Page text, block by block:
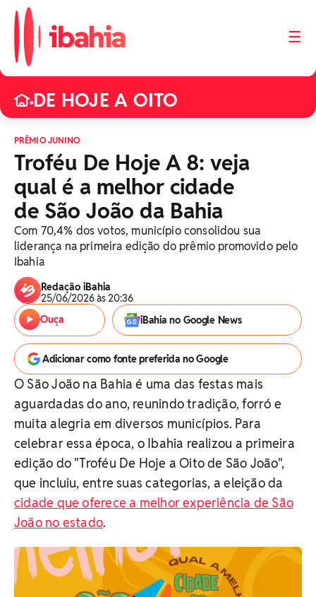
☰
•DE HOJE A OITO
PRÊMIO JUNINO
Troféu De Hoje A 8: veja
qual é a melhor cidade
de São João da Bahia
Com 70,4% dos votos, município consolidou sua
liderança na primeira edição do prêmio promovido pelo
Ibahia
Redação iBahia
25/06/2026 às 20:36
Ouça
iBahia no Google News
Adicionar como fonte preferida no Google
O São João na Bahia é uma das festas mais
aguardadas do ano, reunindo tradição, forró e
muita alegria em diversos municípios. Para
celebrar essa época, o Ibahia realizou a primeira
edição do "Troféu De Hoje a Oito de São João",
que incluiu, entre suas categorias, a eleição da
cidade que oferece a melhor experiência de São
João no estado.